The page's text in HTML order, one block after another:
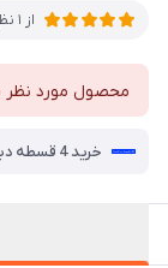
از 1 نظر
محصول مورد نظر
خرید 4 قسطه دیجی پی